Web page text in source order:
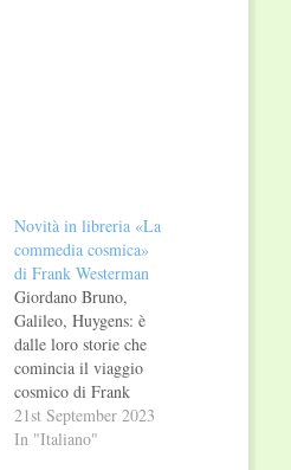
Novità in libreria «La
commedia cosmica»
di Frank Westerman
Giordano Bruno,
Galileo, Huygens: è
dalle loro storie che
comincia il viaggio
cosmico di Frank
Westerman. Ogni
volta che uno
21st September 2023
In "Italiano"